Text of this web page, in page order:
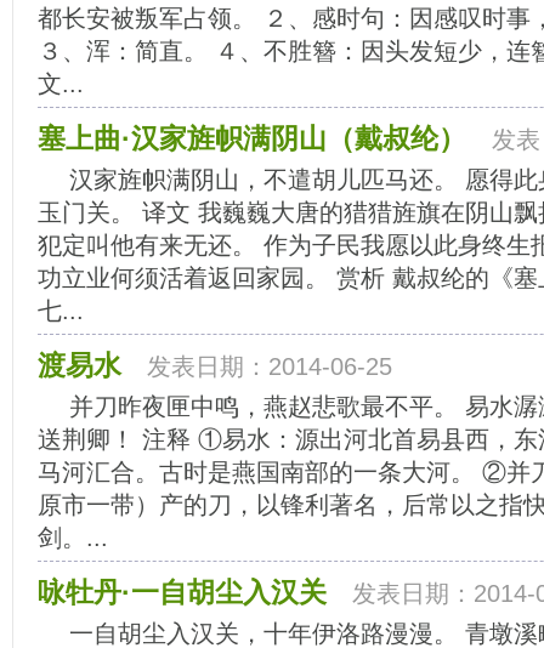
都长安被叛军占领。 ２、感时句：因感叹时事
３、浑：简直。 ４、不胜簪：因头发短少，连
文...
塞上曲·汉家旌帜满阴山（戴叔纶）
发
汉家旌帜满阴山，不遣胡儿匹马还。 愿得
玉门关。 译文 我巍巍大唐的猎猎旌旗在阴山
犯定叫他有来无还。 作为子民我愿以此身终生
功立业何须活着返回家园。 赏析 戴叔纶的《
七...
渡易水
发表日期：2014-06-25
并刀昨夜匣中鸣，燕赵悲歌最不平。 易水
送荆卿！ 注释 ①易水：源出河北首易县西，东
马河汇合。古时是燕国南部的一条大河。 ②并
原市一带）产的刀，以锋利著名，后常以之指
剑。...
咏牡丹·一自胡尘入汉关
发表日期：2014-
一自胡尘入汉关，十年伊洛路漫漫。 青墩